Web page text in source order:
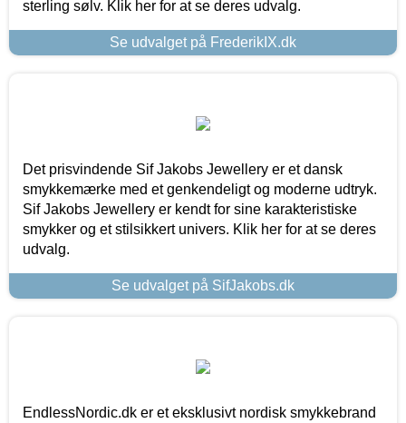
sterling sølv. Klik her for at se deres udvalg.
Se udvalget på FrederikIX.dk
Det prisvindende Sif Jakobs Jewellery er et dansk
smykkemærke med et genkendeligt og moderne udtryk.
Sif Jakobs Jewellery er kendt for sine karakteristiske
smykker og et stilsikkert univers. Klik her for at se deres
udvalg.
Se udvalget på SifJakobs.dk
EndlessNordic.dk er et eksklusivt nordisk smykkebrand